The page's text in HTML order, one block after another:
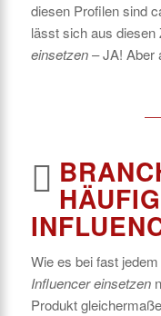
diesen Profilen sind
lässt sich aus diesen
einsetzen– JA! Aber
Wie es bei fast
Influencer einsetzen
Produkt